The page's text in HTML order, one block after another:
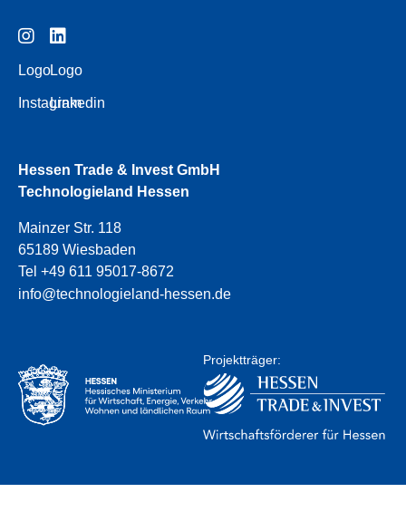
Logo
Instagram
Logo
Linkedin
Hessen Trade & Invest GmbH
Technologieland Hessen
Mainzer Str. 118
65189 Wiesbaden
Tel +49 611 95017-8672
info@technologieland-hessen.de
Projektträger: